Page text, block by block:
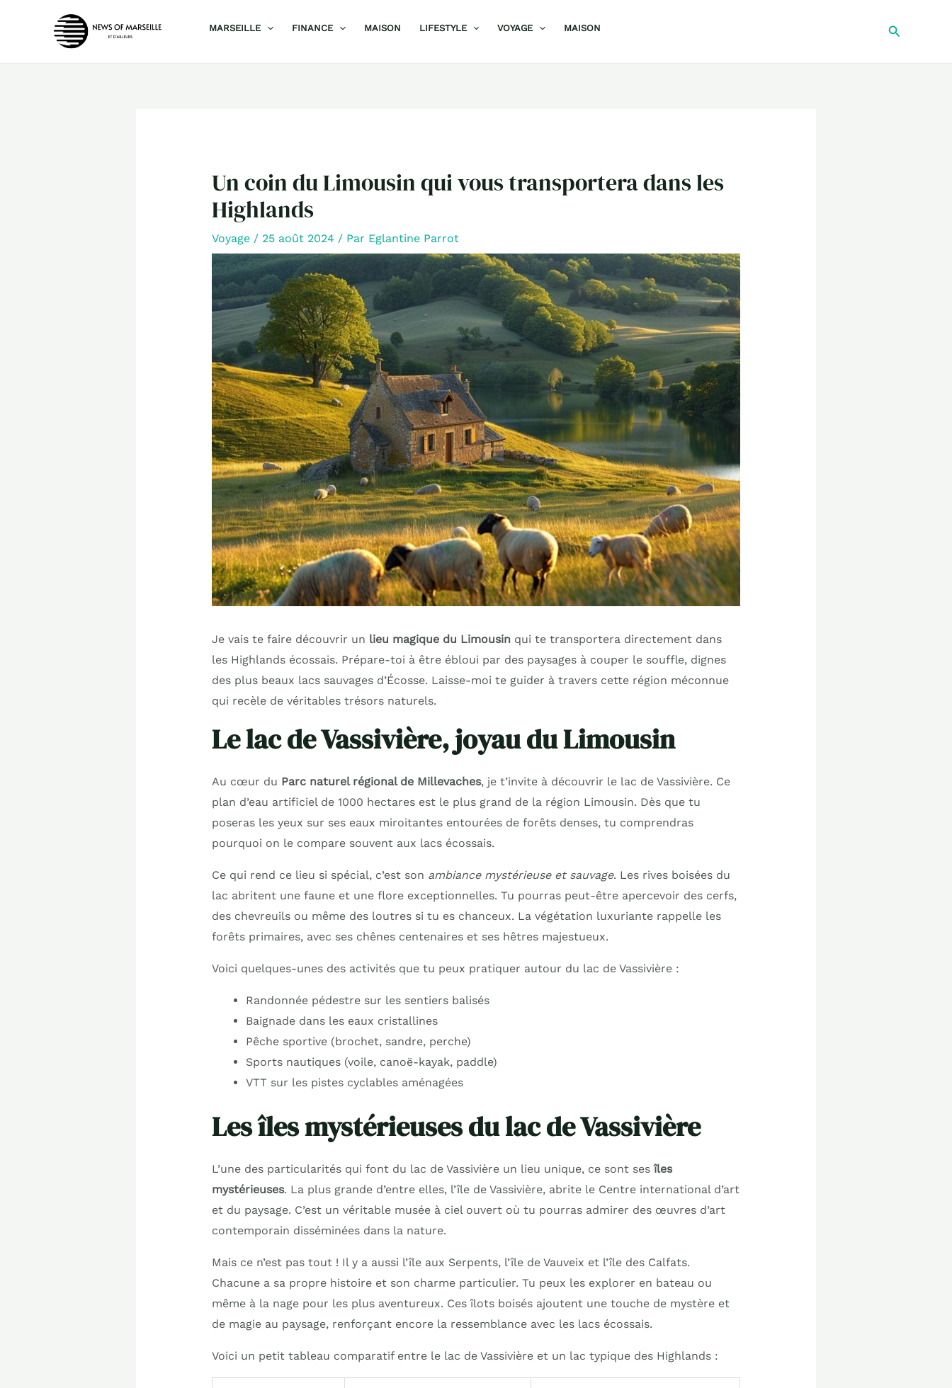
MARSEILLE FINANCE MAISON LIFESTYLE VOYAGE MAISON
Un coin du Limousin qui vous transportera dans les
Highlands
Voyage/ 25 août 2024 / Par Eglantine Parrot
Je vais te faire découvrir un lieu magique du Limousinqui te transportera directement dans
les Highlands écossais. Prépare-toi à être ébloui par des paysages à couper le souffle, dignes
des plus beaux lacs sauvages d’Écosse. Laisse-moi te guider à travers cette région méconnue
qui recèle de véritables trésors naturels.
Le lac de Vassivière, joyau du Limousin
Au cœur du Parc naturel régional de Millevaches, je t’invite à découvrir le lac de Vassivière. Ce
plan d’eau artificiel de 1000 hectares est le plus grand de la région Limousin. Dès que tu
poseras les yeux sur ses eaux miroitantes entourées de forêts denses, tu comprendras
pourquoi on le compare souvent aux lacs écossais.
Ce qui rend ce lieu si spécial, c’est son ambiance mystérieuse et sauvage. Les rives boisées du
lac abritent une faune et une flore exceptionnelles. Tu pourras peut-être apercevoir des cerfs,
des chevreuils ou même des loutres si tu es chanceux. La végétation luxuriante rappelle les
forêts primaires, avec ses chênes centenaires et ses hêtres majestueux.
Voici quelques-unes des activités que tu peux pratiquer autour du lac de Vassivière :
Randonnée pédestre sur les sentiers balisés
Baignade dans les eaux cristallines
Pêche sportive (brochet, sandre, perche)
Sports nautiques (voile, canoë-kayak, paddle)
VTT sur les pistes cyclables aménagées
Les îles mystérieuses du lac de Vassivière
L’une des particularités qui font du lac de Vassivière un lieu unique, ce sont sesîles
mystérieuses. La plus grande d’entre elles, l’île de Vassivière, abrite le Centre international d’art
et du paysage. C’est un véritable musée à ciel ouvert où tu pourras admirer des œuvres d’art
contemporain disséminées dans la nature.
Mais ce n’est pas tout ! Il y a aussi l’île aux Serpents, l’île de Vauveix et l’île des Calfats.
Chacune a sa propre histoire et son charme particulier. Tu peux les explorer en bateau ou
même à la nage pour les plus aventureux. Ces îlots boisés ajoutent une touche de mystère et
de magie au paysage, renforçant encore la ressemblance avec les lacs écossais.
Voici un petit tableau comparatif entre le lac de Vassivière et un lac typique des Highlands :